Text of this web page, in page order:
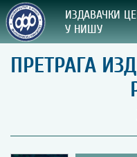
ИЗДАВАЧКИ
У НИШУ
СВА
ВРСТА
ПРЕТРАГА